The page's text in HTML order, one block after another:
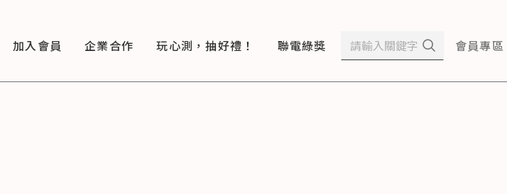
加入會員 企業合作 玩心測，抽好禮！ 聯電綠獎 會員專區